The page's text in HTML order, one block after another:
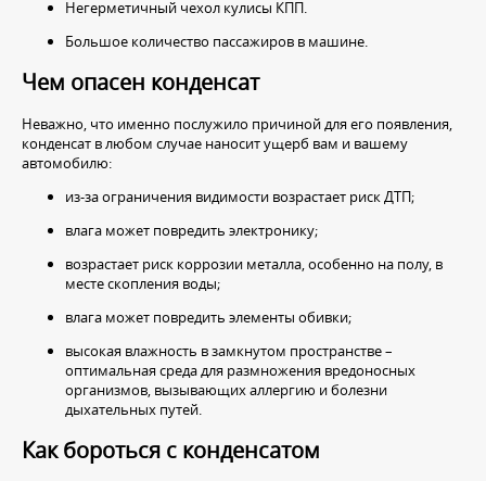
Негерметичный чехол кулисы КПП.
Большое количество пассажиров в машине.
Чем опасен конденсат
Неважно, что именно послужило причиной для его появления,
конденсат в любом случае наносит ущерб вам и вашему
автомобилю:
из-за ограничения видимости возрастает риск ДТП;
влага может повредить электронику;
возрастает риск коррозии металла, особенно на полу, в
месте скопления воды;
влага может повредить элементы обивки;
высокая влажность в замкнутом пространстве –
оптимальная среда для размножения вредоносных
организмов, вызывающих аллергию и болезни
дыхательных путей.
Как бороться с конденсатом